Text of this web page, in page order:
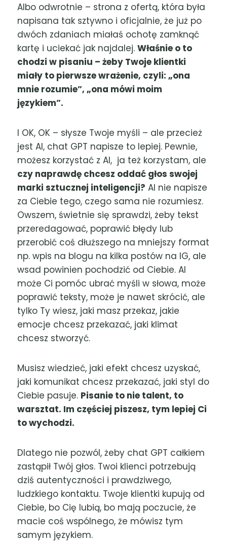
Albo odwrotnie – strona z ofertą, która była
napisana tak sztywno i oficjalnie, że już po
dwóch zdaniach miałaś ochotę zamknąć
kartę i uciekać jak najdalej. Właśnie o to
chodzi w pisaniu – żeby Twoje klientki
miały to pierwsze wrażenie, czyli: „ona
mnie rozumie”, „ona mówi moim
językiem”.
I OK, OK – słysze Twoje myśli – ale przecież
jest AI, chat GPT napisze to lepiej. Pewnie,
możesz korzystać z AI, ja też korzystam, ale
czy naprawdę chcesz oddać głos swojej
marki sztucznej inteligencji? AI nie napisze
za Ciebie tego, czego sama nie rozumiesz.
Owszem, świetnie się sprawdzi, żeby tekst
przeredagować, poprawić błędy lub
przerobić coś dłuższego na mniejszy format
np. wpis na blogu na kilka postów na IG, ale
wsad powinien pochodzić od Ciebie. AI
może Ci pomóc ubrać myśli w słowa, może
poprawić teksty, może je nawet skrócić, ale
tylko Ty wiesz, jaki masz przekaz, jakie
emocje chcesz przekazać, jaki klimat
chcesz stworzyć.
Musisz wiedzieć, jaki efekt chcesz uzyskać,
jaki komunikat chcesz przekazać, jaki styl do
Ciebie pasuje. Pisanie to nie talent, to
warsztat. Im częściej piszesz, tym lepiej Ci
to wychodzi.
Dlatego nie pozwól, żeby chat GPT całkiem
zastąpił Twój głos. Twoi klienci potrzebują
dziś autentyczności i prawdziwego,
ludzkiego kontaktu. Twoje klientki kupują od
Ciebie, bo Cię lubią, bo mają poczucie, że
macie coś wspólnego, że mówisz tym
samym językiem.